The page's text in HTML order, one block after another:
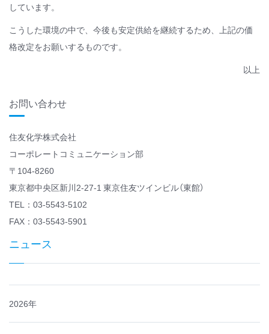
しています。
こうした環境の中で、今後も安定供給を継続するため、上記の価
格改定をお願いするものです。
以上
お問い合わせ
住友化学株式会社
コーポレートコミュニケーション部
〒104-8260
東京都中央区新川2-27-1 東京住友ツインビル（東館）
TEL：03-5543-5102
FAX：03-5543-5901
ニュース
2026年